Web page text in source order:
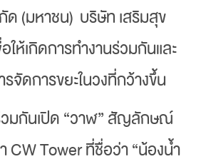
ด (มหาชน) บริษัท เสริมสุข
ให้เกิดการทำงานร่วมกันและ
จัดการขยะในวงที่กว้างขึ้น
วมกันเปิด “วาฬ” สัญลักษณ์
CW Tower ที่ชื่อว่า “น้องน้ำ